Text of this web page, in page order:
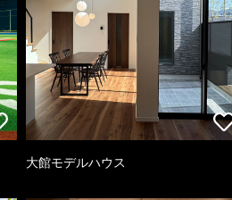
大館モデルハウス